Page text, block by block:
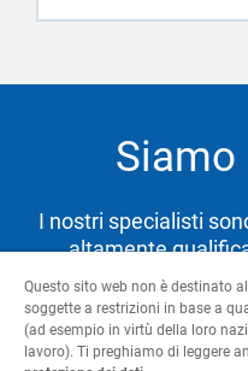
Siamo
I nostri specialisti
altamente
necessità e aiutarti
Questo sito web non è destinato
soggette a restrizioni in base a
(ad esempio in virtù della loro
lavoro). Ti preghiamo di leggere